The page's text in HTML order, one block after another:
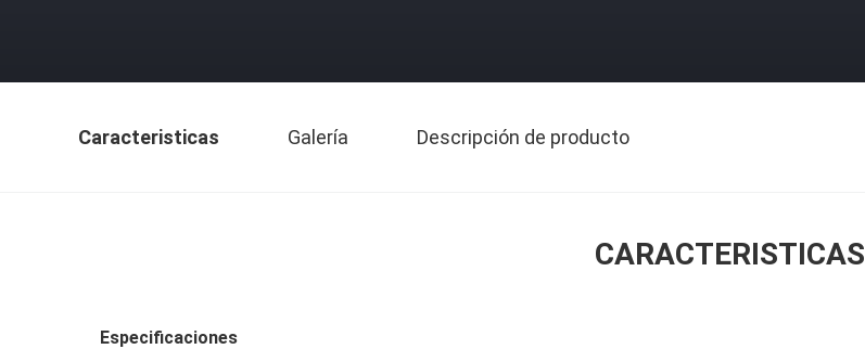
Caracteristicas Galería Descripción de producto
CARACTERISTICAS
Especificaciones